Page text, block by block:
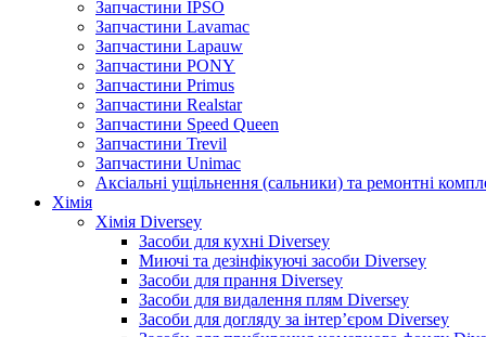
Запчастини IPSO
Запчастини Lavamac
Запчастини Lapauw
Запчастини PONY
Запчастини Primus
Запчастини Realstar
Запчастини Speed Queen
Запчастини Trevil
Запчастини Unimac
Аксіальні ущільнення (сальники) та ремонтні
Хімія
Хімія Diversey
Засоби для кухні Diversey
Миючі та дезінфікуючі засоби Diversey
Засоби для прання Diversey
Засоби для видалення плям Diversey
Засоби для догляду за інтер’єром Diversey